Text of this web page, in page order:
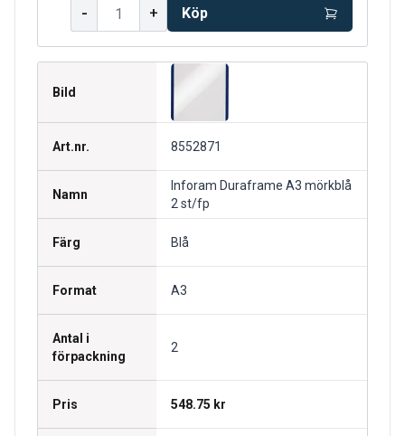
- + Köp
Bild
Art.nr. 8552871
Namn
Inforam Duraframe A3 mörkblå
2 st/fp
Färg Blå
Format A3
Antal i
förpackning
2
Pris 548.75 kr